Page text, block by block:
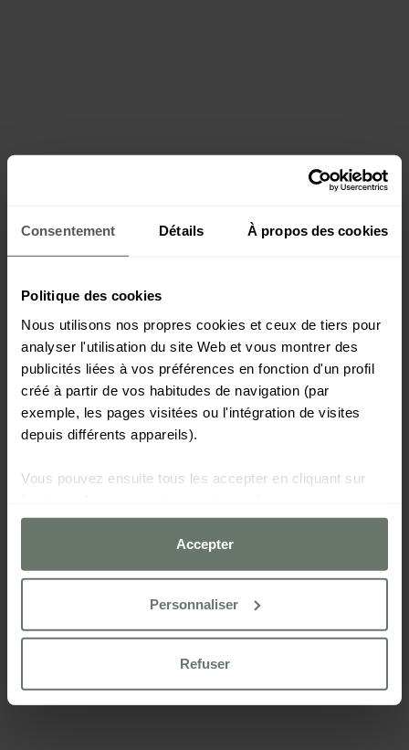
Consentement Détails À propos des cookies
Politique des cookies
Nous utilisons nos propres cookies et ceux de tiers pour
analyser l'utilisation du site Web et vous montrer des
publicités liées à vos préférences en fonction d'un profil
créé à partir de vos habitudes de navigation (par
exemple, les pages visitées ou l'intégration de visites
depuis différents appareils).
Vous pouvez ensuite tous les accepter en cliquant sur
nécessaires en cliquant sur « Refuser » ou les configurer
selon vos préférences à l'aide du bouton
« Personnaliser ».
Pour plus d'informations, veuillez consulter notre
Politique de cookies
Accepter
Personnaliser
Refuser